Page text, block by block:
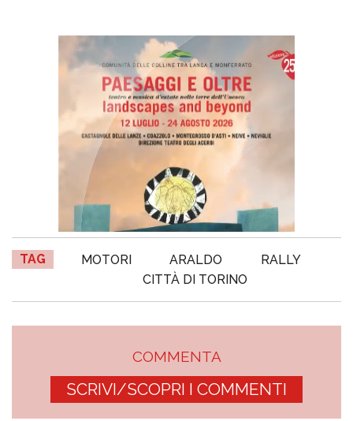
TAG MOTORI ARALDO
RALLY
CITTÀ DI TORINO
COMMENTA
SCRIVI/SCOPRI I COMMENTI